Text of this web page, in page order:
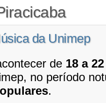
da Unimep
de 18 a
no período
.